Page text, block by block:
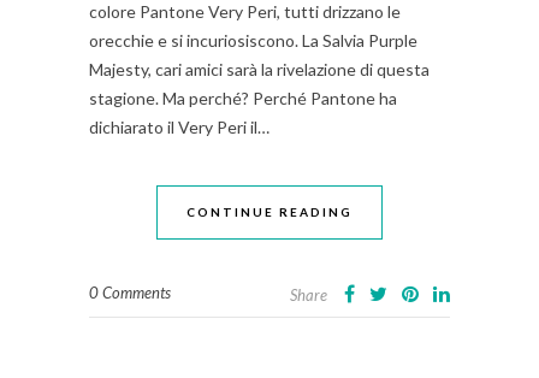
colore Pantone Very Peri, tutti drizzano le
orecchie e si incuriosiscono. La Salvia Purple
Majesty, cari amici sarà la rivelazione di questa
stagione. Ma perché? Perché Pantone ha
dichiarato il Very Peri il…
CONTINUE READING
0 Comments Share